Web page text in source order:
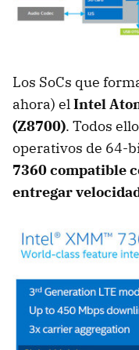
Los SoCs que
ahora) elIntel
(Z8700). Todos
operativos de 64-
7360 compatible
entregar